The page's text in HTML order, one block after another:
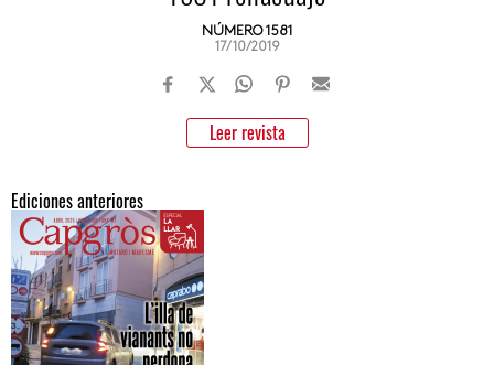
NÚMERO 1581
17/10/2019
Leer revista
Ediciones anteriores